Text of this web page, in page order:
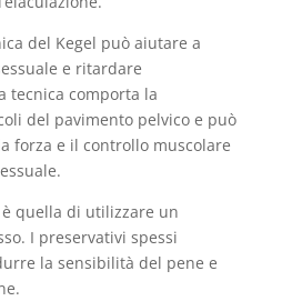
del Kegel può aiutare a
e ritardare
tecnica comporta la
del pavimento pelvico e può
forza e il controllo muscolare
quella di utilizzare un
I preservativi spessi
la sensibilità del pene e